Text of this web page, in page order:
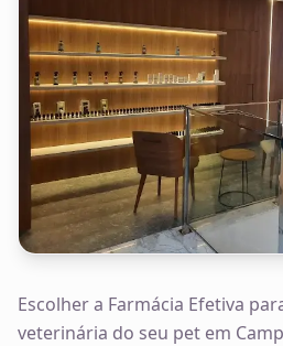
Escolher a Farmácia Efetiva
veterinária do seu pet em